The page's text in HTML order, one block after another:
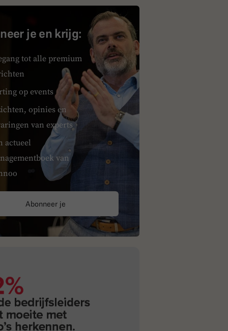
je en krijg:
tot alle premium
op events
opinies en
van experts
actueel
van
Abonneer je